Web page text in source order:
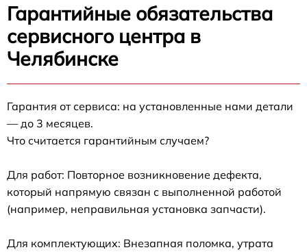
Гарантийные обязательства
сервисного центра в
Челябинске
Гарантия от сервиса: на установленные нами детали
— до 3 месяцев.
Что считается гарантийным случаем?
Для работ: Повторное возникновение дефекта,
который напрямую связан с выполненной работой
(например, неправильная установка запчасти).
Для комплектующих: Внезапная поломка, утрата